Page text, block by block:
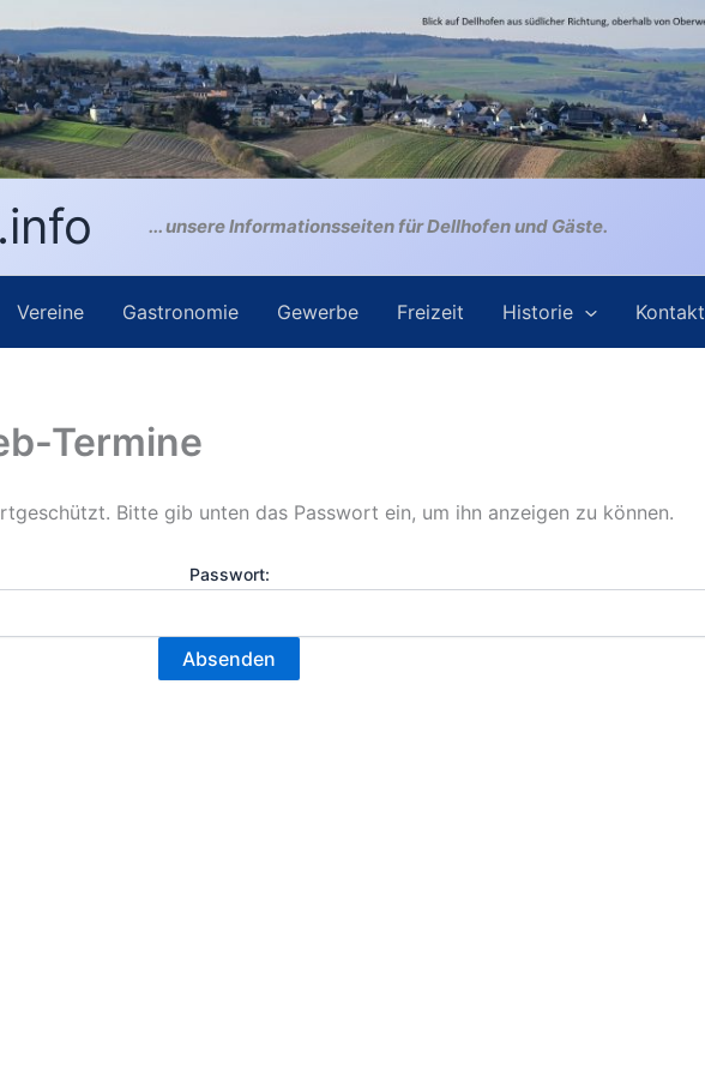
... unsere Informationsseiten für Dellhofen und Gäste.
Vereine Gastronomie Gewerbe Freizeit Historie Kontakt
Termine
Bitte gib unten das Passwort ein, um ihn anzeigen zu können.
Passwort: